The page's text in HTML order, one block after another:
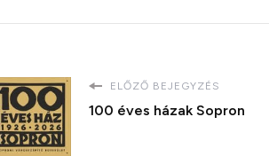
ELŐZŐ BEJEGYZÉS
100 éves házak Sopron